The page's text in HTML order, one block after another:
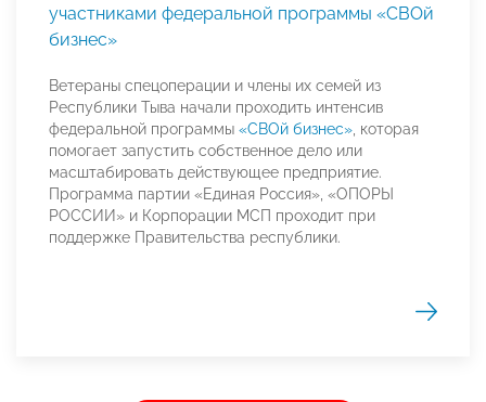
участниками федеральной программы «СВОй
бизнес»
Ветераны спецоперации и члены их семей из
Республики Тыва начали проходить интенсив
федеральной программы «СВОй бизнес», которая
помогает запустить собственное дело или
масштабировать действующее предприятие.
Программа партии «Единая Россия», «ОПОРЫ
РОССИИ» и Корпорации МСП проходит при
поддержке Правительства республики.